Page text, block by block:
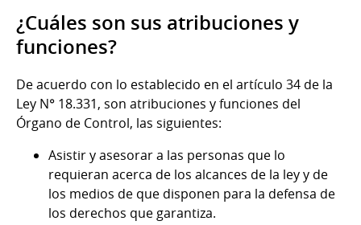
¿Cuáles son sus atribuciones y
funciones?
De acuerdo con lo establecido en el artículo 34 de la
Ley N° 18.331, son atribuciones y funciones del
Órgano de Control, las siguientes:
Asistir y asesorar a las personas que lo
requieran acerca de los alcances de la ley y de
los medios de que disponen para la defensa de
los derechos que garantiza.